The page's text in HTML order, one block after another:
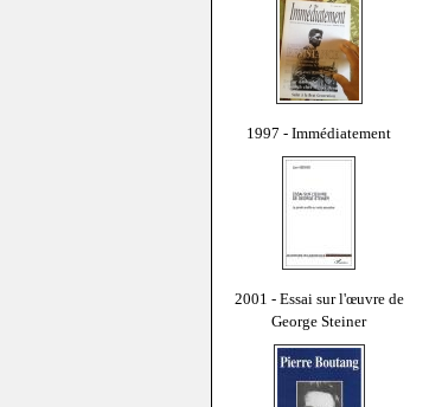
1997 - Immédiatement
2001 - Essai sur l'œuvre de
George Steiner